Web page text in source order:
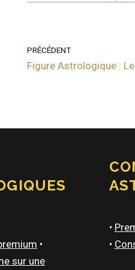
PRÉCÉDENT
Figure Astrologique :
•
sur une
•
•